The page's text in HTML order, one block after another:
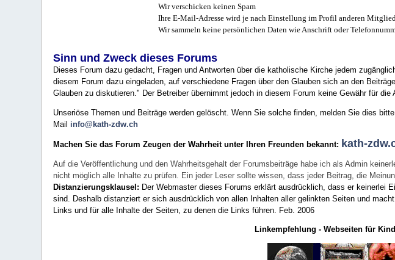
Wir verschicken keinen Spam
Ihre E-Mail-Adresse wird je nach Einstellung im Profil anderen
Wir sammeln keine persönlichen Daten wie Anschrift oder
Sinn und Zweck dieses Forums
Dieses Forum dazu gedacht, Fragen und Antworten über die katholische Kirche jedem
diesem Forum dazu eingeladen, auf verschiedene Fragen über den Glauben sich an den
Glauben zu diskutieren." Der Betreiber übernimmt jedoch in diesem Forum keine Gewähr für
Unseriöse Themen und Beiträge werden gelöscht. Wenn Sie solche finden, melden Sie dies
Mail info@kath-zdw.ch
Machen Sie das Forum Zeugen der Wahrheit unter Ihren Freunden bekannt: kath-
Auf die Veröffentlichung und den Wahrheitsgehalt der Forumsbeiträge habe ich als Admin
nicht möglich alle Inhalte zu prüfen. Ein jeder Leser sollte wissen, dass jeder Beitrag, die
Distanzierungsklausel: Der Webmaster dieses Forums erklärt ausdrücklich, dass er keinerlei
sind. Deshalb distanziert er sich ausdrücklich von allen Inhalten aller gelinkten Seiten und
Links und für alle Inhalte der Seiten, zu denen die Links führen. Feb. 2006
Linkempfehlung - Webseiten für